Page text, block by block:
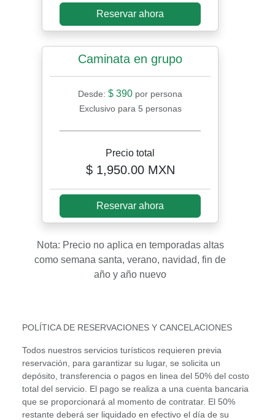
Reservar ahora
Caminata en grupo
Desde: $ 390 por persona
Exclusivo para 5 personas
Precio total
$ 1,950.00 MXN
Reservar ahora
Nota: Precio no aplica en temporadas altas
como semana santa, verano, navidad, fin de
año y año nuevo
POLÍTICA DE RESERVACIONES Y CANCELACIONES
Todos nuestros servicios turísticos requieren previa
reservación, para garantizar su lugar, se solicita un
depósito, transferencia o pagos en linea del 50% del costo
total del servicio. El pago se realiza a una cuenta bancaria
que se proporcionará al momento de contratar. El 50%
restante deberá ser liquidado en efectivo el día de su